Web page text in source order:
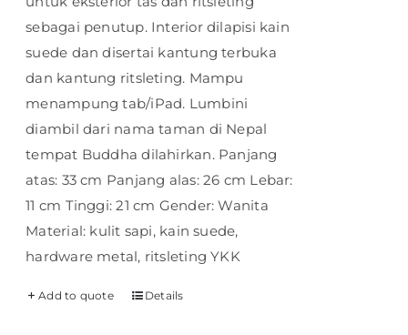
sebagai penutup. Interior dilapisi kain
suede dan disertai kantung terbuka
dan kantung ritsleting. Mampu
menampung tab/iPad. Lumbini
diambil dari nama taman di Nepal
tempat Buddha dilahirkan. Panjang
atas: 33 cm Panjang alas: 26 cm Lebar:
11 cm Tinggi: 21 cm Gender: Wanita
Material: kulit sapi, kain suede,
hardware metal, ritsleting YKK
Add to quote Details